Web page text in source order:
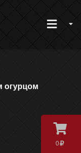
0
огурцом